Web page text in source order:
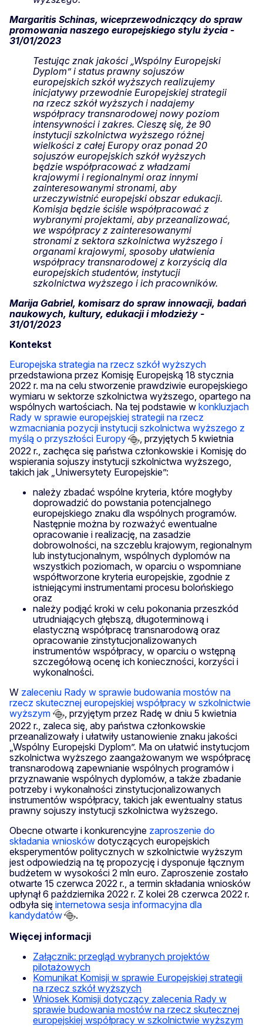
Margaritis Schinas, wiceprzewodniczący do spraw
promowania naszego europejskiego stylu życia -
31/01/2023
Testując znak jakości „Wspólny Europejski
Dyplom” i status prawny sojuszów
europejskich szkół wyższych realizujemy
inicjatywy przewodnie Europejskiej strategii
na rzecz szkół wyższych i nadajemy
współpracy transnarodowej nowy poziom
intensywności i zakres. Cieszę się, że 90
instytucji szkolnictwa wyższego różnej
wielkości z całej Europy oraz ponad 20
sojuszów europejskich szkół wyższych
będzie współpracować z władzami
krajowymi i regionalnymi oraz innymi
zainteresowanymi stronami, aby
urzeczywistnić europejski obszar edukacji.
Komisja będzie ściśle współpracować z
wybranymi projektami, aby przeanalizować,
we współpracy z zainteresowanymi
stronami z sektora szkolnictwa wyższego i
organami krajowymi, sposoby ułatwienia
współpracy transnarodowej z korzyścią dla
europejskich studentów, instytucji
szkolnictwa wyższego i ich pracowników.
Marija Gabriel, komisarz do spraw innowacji, badań
naukowych, kultury, edukacji i młodzieży -
31/01/2023
Kontekst
Europejska strategia na rzecz szkół wyższych
przedstawiona przez Komisję Europejską 18 stycznia
2022 r. ma na celu stworzenie prawdziwie europejskiego
wymiaru w sektorze szkolnictwa wyższego, opartego na
wspólnych wartościach. Na tej podstawie w konkluzjach
Rady w sprawie europejskiej strategii na rzecz
wzmacniania pozycji instytucji szkolnictwa wyższego z
myślą o przyszłości Europy
, przyjętych 5 kwietnia
2022 r., zachęca się państwa członkowskie i Komisję do
wspierania sojuszy instytucji szkolnictwa wyższego,
takich jak „Uniwersytety Europejskie”:
należy zbadać wspólne kryteria, które mogłyby
doprowadzić do powstania potencjalnego
europejskiego znaku dla wspólnych programów.
Następnie można by rozważyć ewentualne
opracowanie i realizację, na zasadzie
dobrowolności, na szczeblu krajowym, regionalnym
lub instytucjonalnym, wspólnych dyplomów na
wszystkich poziomach, w oparciu o wspomniane
współtworzone kryteria europejskie, zgodnie z
istniejącymi instrumentami procesu bolońskiego
oraz
należy podjąć kroki w celu pokonania przeszkód
utrudniających głębszą, długoterminową i
elastyczną współpracę transnarodową oraz
opracowanie zinstytucjonalizowanych
instrumentów współpracy, w oparciu o wstępną
szczegółową ocenę ich konieczności, korzyści i
wykonalności.
W zaleceniu Rady w sprawie budowania mostów na
rzecz skutecznej europejskiej współpracy w szkolnictwie
wyższym
, przyjętym przez Radę w dniu 5 kwietnia
2022 r., zaleca się, aby państwa członkowskie
przeanalizowały i ułatwiły ustanowienie znaku jakości
„Wspólny Europejski Dyplom”. Ma on ułatwić instytucjom
szkolnictwa wyższego zaangażowanym we współpracę
transnarodową zapewnianie wspólnych programów i
przyznawanie wspólnych dyplomów, a także zbadanie
potrzeby i wykonalności zinstytucjonalizowanych
instrumentów współpracy, takich jak ewentualny status
prawny sojuszy instytucji szkolnictwa wyższego.
Obecne otwarte i konkurencyjne zaproszenie do
składania wniosków dotyczących europejskich
eksperymentów politycznych w szkolnictwie wyższym
jest odpowiedzią na tę propozycję i dysponuje łącznym
budżetem w wysokości 2 mln euro. Zaproszenie zostało
otwarte 15 czerwca 2022 r., a termin składania wniosków
upłynął 6 października 2022 r. Z kolei 28 czerwca 2022 r.
odbyła się internetowa sesja informacyjna dla
kandydatów
.
Więcej informacji
Załącznik: przegląd wybranych projektów
pilotażowych
Komunikat Komisji w sprawie Europejskiej strategii
na rzecz szkół wyższych
Wniosek Komisji dotyczący zalecenia Rady w
sprawie budowania mostów na rzecz skutecznej
europejskiej współpracy w szkolnictwie wyższym